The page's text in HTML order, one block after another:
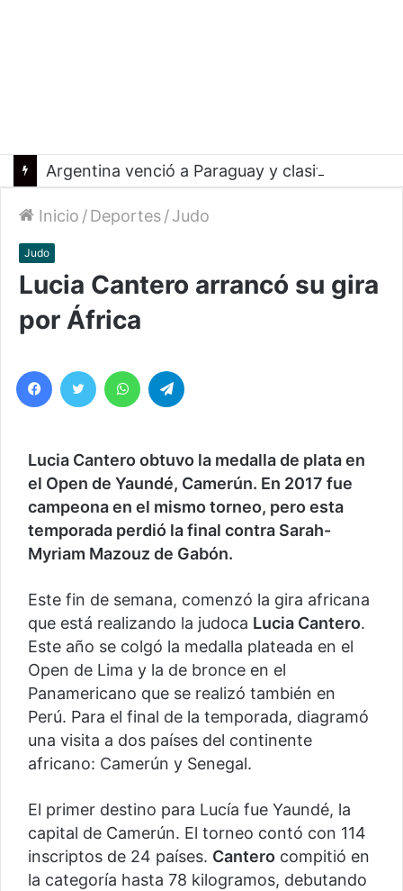
Inicio /Deportes/Judo
Judo
Lucia Cantero arrancó su gira
por África
Facebook
Twitter WhatsApp
Lucia Cantero obtuvo la medalla de plata en
el Open de Yaundé, Camerún. En 2017 fue
campeona en el mismo torneo, pero esta
temporada perdió la final contra Sarah-
Myriam Mazouz de Gabón.
Este fin de semana, comenzó la gira africana
que está realizando la judoca Lucia Cantero.
Este año se colgó la medalla plateada en el
Open de Lima y la de bronce en el
Panamericano que se realizó también en
Perú. Para el final de la temporada, diagramó
una visita a dos países del continente
africano: Camerún y Senegal.
El primer destino para Lucía fue Yaundé, la
capital de Camerún. El torneo contó con 114
inscriptos de 24 países. Cantero compitió en
la categoría hasta 78 kilogramos, debutando